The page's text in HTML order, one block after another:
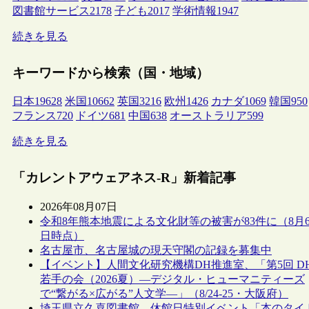
図書館サービス2178 子ども2017 学術情報1947
続きを見る
キーワードから検索（国・地域）
日本19628 米国 10662 英国3216 欧州 1426 カナダ1069 韓国950
フランス720 ドイツ681 中国638 オーストラリア599
続きを見る
「カレントアウェアネス-R」新着記事
2026年08月07日
令和8年熊本地震による文化財等の被害が83件に（8月
日時点）
名古屋市、名古屋城の現天守閣の記録を募集中
【イベント】人間文化研究機構DH推進室、「第5回
若手の会（2026夏）―デジタル・ヒューマニティーズ
で“繋がる×広がる”人文学―」（8/24-25・大阪府）